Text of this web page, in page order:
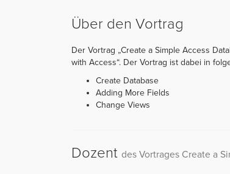
Über den Vortrag
Der Vortrag „Create a Simple Access
with Access“. Der Vortrag ist dabei in
Create Database
Adding More Fields
Change Views
Dozent des Vortrages Create a